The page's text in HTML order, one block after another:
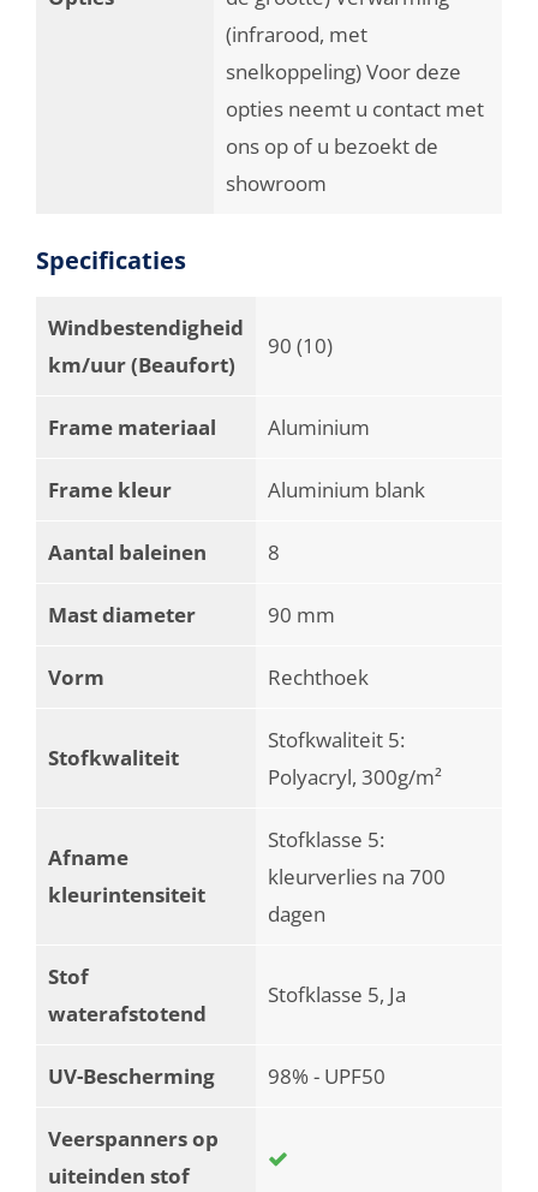
(infrarood, met
snelkoppeling) Voor deze
opties neemt u contact met
ons op of u bezoekt de
showroom
Specificaties
Windbestendigheid
km/uur (Beaufort)
90 (10)
Frame materiaal Aluminium
Frame kleur Aluminium blank
Aantal baleinen 8
Mast diameter 90 mm
Vorm Rechthoek
Stofkwaliteit
Stofkwaliteit 5:
Polyacryl, 300g/m²
Afname
kleurintensiteit
Stofklasse 5:
kleurverlies na 700
dagen
Stof
waterafstotend
Stofklasse 5, Ja
UV-Bescherming 98% - UPF50
Veerspanners op
uiteinden stof